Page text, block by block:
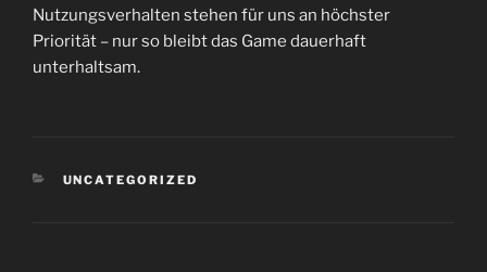
Nutzungsverhalten stehen für uns an höchster
Priorität – nur so bleibt das Game dauerhaft
unterhaltsam.
CATÉGORIES
UNCATEGORIZED